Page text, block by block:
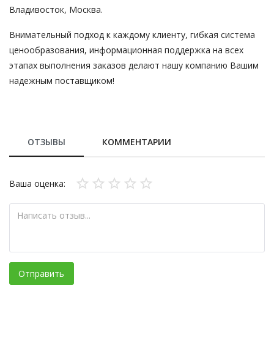
Владивосток, Москва.
Внимательный подход к каждому клиенту, гибкая система
ценообразования, информационная поддержка на всех
этапах выполнения заказов делают нашу компанию Вашим
надежным поставщиком!
ОТЗЫВЫ КОММЕНТАРИИ
Ваша оценка:
Отправить